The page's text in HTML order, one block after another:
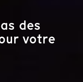
des
votre